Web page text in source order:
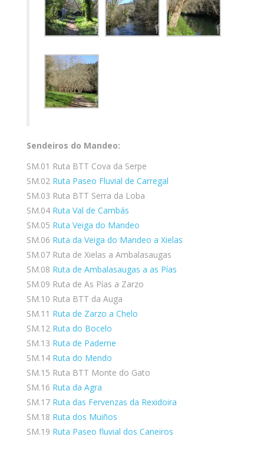
Sendeiros do Mandeo:
SM.01 Ruta BTT Cova da Serpe
SM.02 Ruta Paseo Fluvial de Carregal
SM.03 Ruta BTT Serra da Loba
SM.04 Ruta Val de Cambás
SM.05 Ruta Veiga do Mandeo
SM.06 Ruta da Veiga do Mandeo a Xielas
SM.07 Ruta de Xielas a Ambalasaugas
SM.08 Ruta de Ambalasaugas a as Pías
SM.09 Ruta de As Pías a Zarzo
SM.10 Ruta BTT da Auga
SM.11 Ruta de Zarzo a Chelo
SM.12 Ruta do Bocelo
SM.13 Ruta de Paderne
SM.14 Ruta do Mendo
SM.15 Ruta BTT Monte do Gato
SM.16 Ruta da Agra
SM.17 Ruta das Fervenzas da Rexidoira
SM.18 Ruta dos Muiños
SM.19 Ruta Paseo fluvial dos Caneiros